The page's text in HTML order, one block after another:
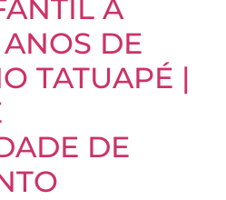
À
DE
TATUAPÉ |
DE